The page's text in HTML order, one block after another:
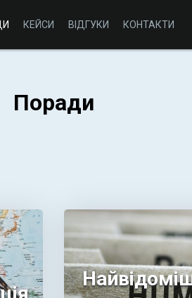
КЕЙСИ ВІДГУКИ КОНТАКТИ
Поради